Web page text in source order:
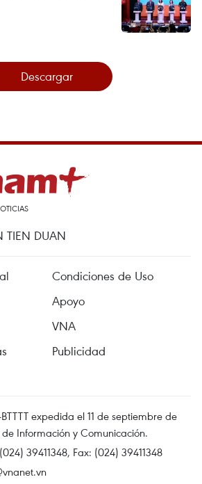
Descargar
TIEN DUAN
Condiciones de Uso
Apoyo
VNA
Publicidad
expedida el 11 de septiembre de
Información y Comunicación.
39411348, Fax: (024) 39411348